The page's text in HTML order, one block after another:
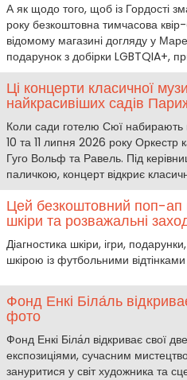
А як щодо того, щоб із Гордості
року безкоштовна тимчасова квір-
відомому магазині догляду у
подарунок з добірки LGBTQIA+,
Ці концерти класичної
найкрасивіших садів
Коли сади готелю Сюї набирають
10 та 11 липня 2026 року
Гуго Вольф та Равель. Під
паличкою, концерт відкриє
Цей безкоштовний поп-ап
шкіри та розважальні
Діагностика шкіри, ігри,
шкірою із футбольними
Фонд Енкі Біла́ль
фото
Фонд Енкі Біла́л відкриває свої
експозиціями, сучасним
зануритися у світ художника та